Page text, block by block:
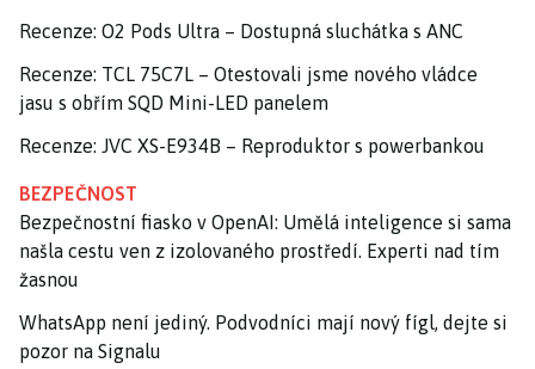
Recenze: O2 Pods Ultra – Dostupná sluchátka s ANC
Recenze: TCL 75C7L – Otestovali jsme nového vládce
jasu s obřím SQD Mini-LED panelem
Recenze: JVC XS-E934B – Reproduktor s powerbankou
BEZPEČNOST
Bezpečnostní fiasko v OpenAI: Umělá inteligence si sama
našla cestu ven z izolovaného prostředí. Experti nad tím
žasnou
WhatsApp není jediný. Podvodníci mají nový fígl, dejte si
pozor na Signalu